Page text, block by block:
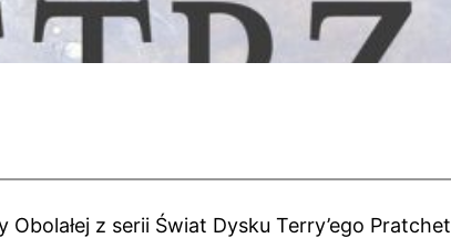
z serii Świat Dysku Terry’ego